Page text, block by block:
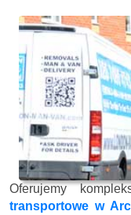
Oferujemy
transportowe w